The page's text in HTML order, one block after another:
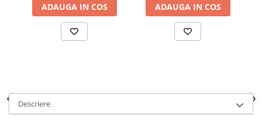
ADAUGA IN COS ADAUGA IN COS
Descriere